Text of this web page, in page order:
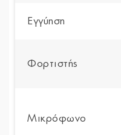
Εγγύηση
Φορτιστής
Μικρόφωνο